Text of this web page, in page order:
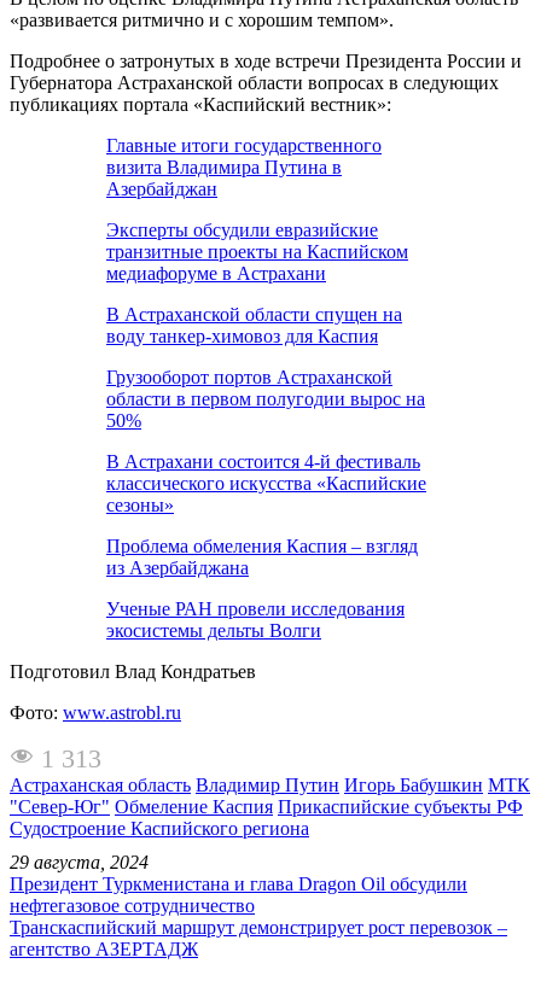
«развивается ритмично и с хорошим темпом».
Подробнее о затронутых в ходе встречи Президента России и
Губернатора Астраханской области вопросах в следующих
публикациях портала «Каспийский вестник»:
Главные итоги государственного
визита Владимира Путина в
Азербайджан
Эксперты обсудили евразийские
транзитные проекты на Каспийском
медиафоруме в Астрахани
В Астраханской области спущен на
воду танкер-химовоз для Каспия
Грузооборот портов Астраханской
области в первом полугодии вырос на
50%
В Астрахани состоится 4-й фестиваль
классического искусства «Каспийские
сезоны»
Проблема обмеления Каспия – взгляд
из Азербайджана
Ученые РАН провели исследования
экосистемы дельты Волги
Подготовил Влад Кондратьев
Фото: www.astrobl.ru
1 313
Астраханская область Владимир Путин Игорь Бабушкин МТК
"Север-Юг" Обмеление Каспия Прикаспийские субъекты РФ
Судостроение Каспийского региона
29 августа, 2024
Президент Туркменистана и глава Dragon Oil обсудили
нефтегазовое сотрудничество
Транскаспийский маршрут демонстрирует рост перевозок –
агентство АЗЕРТАДЖ